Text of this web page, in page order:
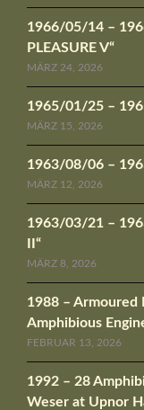
1966/05/14 –
PLEASURE V“
MÄRZ 24, 2026
1965/01/25 –
MÄRZ 15, 2026
1963/08/06 –
MÄRZ 12, 2026
1963/03/21 –
II“
MÄRZ 8, 2026
1988 – Armoured
Amphibious
FEBRUAR 13, 2026
1992 – 28
Weser at Upnor